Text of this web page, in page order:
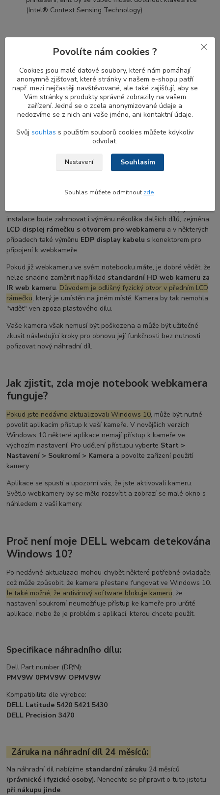
(Intel® Context Sensing Technology).
Výhody proximity senzorů u Infrared IR
Proximity senzor je určen k detekci pohybu. Kombinace proximity
senzoru a IR kameryje ideální kombinací pro zvýšení bezpečnosti
a pohodlí. Když se vzdálíte od notebooku, obrazovka se vypne a
jakmile se vrátíte, obrazovka se zapne aIR kamerazačne hledat
váš obličej pro přihlášení.Proximity senzorbezWindows Hello
je stále užitečný pro automatické zamykání vašeho notebooku,
notebooku DELL
instalace bude zahrnovat i výměnu několika dalších dílů, zejména
LCD displej rámečku s otvorem pro webkameru a v některých
případech také výměnu EDP display kabelu s konektorem pro
připojení k webkameře.
Pokud již webkameru ve svém notebooku máte, je dobré vědět, že
nelze snadno zaměnit například standardní HD web kameru za
IR web kameru. Důvodem je odlišný fyzický otvor v předním LCD
rámečku, který je umístěn na jiném místě. Kamera by tak nemohla
"vidět" ven zpoza plastového dílu.
Vaše kamera však nemusí být poškozena a může být užitečné
zkusit následující kroky pro obnovu její funkčnosti bez nutnosti
pořizovat nový náhradní díl.
Jak zjistit, zda moje notebook webkamera
funguje?
Pokud jste nedávno aktualizovali Windows 10, může být nutné
povolit aplikacím přístup k vaší kameře. V novějších verzích
Windows 10 některé aplikace nemají přístup k kameře ve
výchozím nastavení. Pro udělení přístupu vyberte Start >
Nastavení > Soukromí > Kamera a povolte zařízení použití
kamery.
Aplikace se spustí a upozorní vás, že jste aktivovali kameru.
Světlo webkamery by se mělo rozsvítit a zobrazí se malé okno s
náhledem z vaší kamery.
Proč není moje DELL webcam detekována
Windows 10?
Po nedávné aktualizaci mohou chybět některé potřebné ovladače,
což může způsobit, že kamera přestane fungovat ve Windows 10.
Je také možné, že antivirový software blokuje kameru, že
nastavení soukromí neumožňuje přístup ke kameře pro určité
aplikace, nebo že je problém s aplikací, kterou chcete použít.
Specifikace náhradního dílu:
Dell Part number (DP/N):
PMV9W 0PMV9W OPMV9W
Kompatibilita dle výrobce:
DELL Latitude 5420 5421 5430
DELL Precision 3470
Záruka na náhradní díl 24 měsíců:
Na náhradní díl nabízíme standardní záruku 24 měsíců
(právnické i fyzické osoby). Nenechte se připravit o tuto jistotu
při nákupu jinde.
Povolíte nám cookies ?
Cookies jsou malé datové soubory, které nám pomáhají
anonymně zjišťovat, které stránky v našem e-shopu patří
např. mezi nejčastěji navštěvované, ale také zajišťují, aby se
Vám stránky s produkty správně zobrazily na vašem
zařízení. Jedná se o zcela anonymizované údaje a
nedozvíme se z nich ani vaše jméno, ani kontaktní údaje.
Svůj souhlas s použitím souborů cookies můžete kdykoliv
odvolat.
Nastavení Souhlasím
Souhlas můžete odmítnout zde.